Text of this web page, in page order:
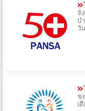
จั
บ
วั
ช
เ